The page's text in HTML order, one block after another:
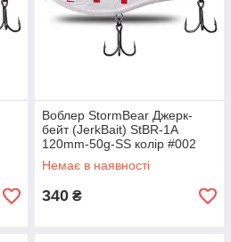
Воблер StormBear Джерк-
бейт (JerkBait) StBR-1A
120mm-50g-SS колір #002
Немає в наявності
340 ₴